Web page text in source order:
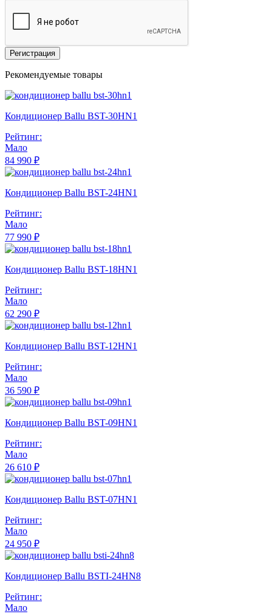
Регистрация
Рекомендуемые товары
Кондиционер Ballu BST-30HN1
Рейтинг:
Мало
84 990 ₽
Кондиционер Ballu BST-24HN1
Рейтинг:
Мало
77 990 ₽
Кондиционер Ballu BST-18HN1
Рейтинг:
Мало
62 290 ₽
Кондиционер Ballu BST-12HN1
Рейтинг:
Мало
36 590 ₽
Кондиционер Ballu BST-09HN1
Рейтинг:
Мало
26 610 ₽
Кондиционер Ballu BST-07HN1
Рейтинг:
Мало
24 950 ₽
Кондиционер Ballu BSTI-24HN8
Рейтинг:
Мало